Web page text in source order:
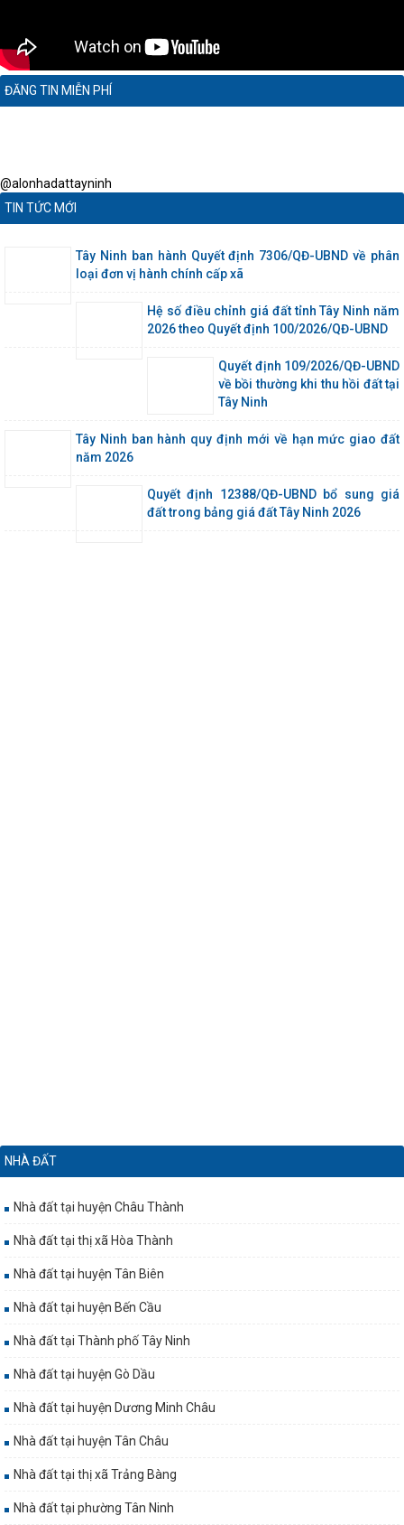
ĐĂNG TIN MIỄN PHÍ
@alonhadattayninh
TIN TỨC MỚI
Tây Ninh ban hành Quyết định 7306/QĐ-UBND về phân
loại đơn vị hành chính cấp xã
Hệ số điều chỉnh giá đất tỉnh Tây Ninh năm
2026 theo Quyết định 100/2026/QĐ-UBND
Quyết định 109/2026/QĐ-UBND
về bồi thường khi thu hồi đất tại
Tây Ninh
Tây Ninh ban hành quy định mới về hạn mức giao đất
năm 2026
Quyết định 12388/QĐ-UBND bổ sung giá
đất trong bảng giá đất Tây Ninh 2026
NHÀ ĐẤT
Nhà đất tại huyện Châu Thành
Nhà đất tại thị xã Hòa Thành
Nhà đất tại huyện Tân Biên
Nhà đất tại huyện Bến Cầu
Nhà đất tại Thành phố Tây Ninh
Nhà đất tại huyện Gò Dầu
Nhà đất tại huyện Dương Minh Châu
Nhà đất tại huyện Tân Châu
Nhà đất tại thị xã Trảng Bàng
Nhà đất tại phường Tân Ninh